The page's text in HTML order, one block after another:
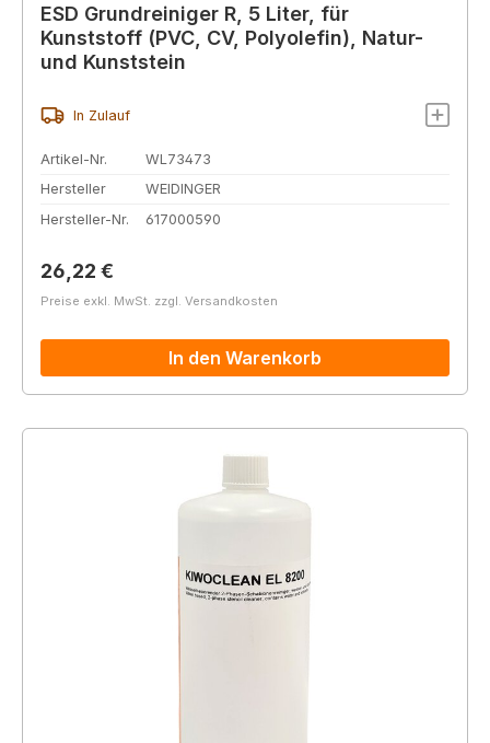
ESD Grundreiniger R, 5 Liter, für
Kunststoff (PVC, CV, Polyolefin), Natur-
und Kunststein
In Zulauf
Artikel-Nr.
WL73473
Hersteller
WEIDINGER
Hersteller-Nr.
617000590
Regulärer Preis:
26,22 €
Preise exkl. MwSt. zzgl. Versandkosten
In den Warenkorb